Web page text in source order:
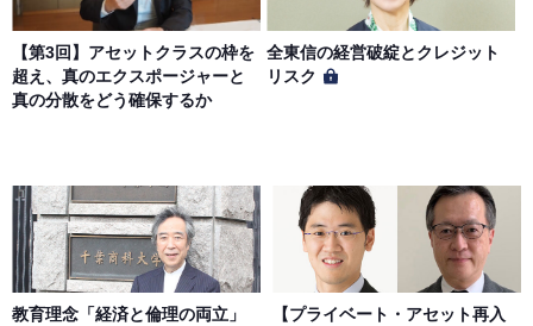
【第3回】アセットクラスの枠を
超え、真のエクスポージャーと
真の分散をどう確保するか
全東信の経営破綻とクレジット
リスク
教育理念「経済と倫理の両立」
【プライベート・アセット再入